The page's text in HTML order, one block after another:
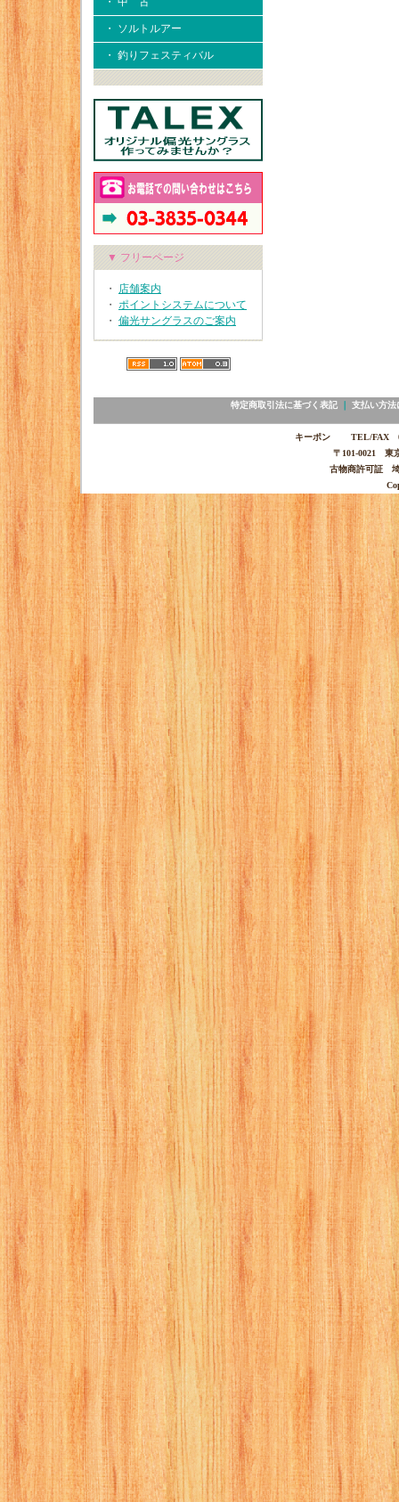
・ ソルトルアー
・ 釣りフェスティバル
▼ フリーページ
・ 店舗案内
・ ポイントシステムについて
・ 偏光サングラスのご案内
特定商取引法に基づく表記｜ 支払い方法
キーポン TEL/FAX
〒101-0021 東
古物商許可証